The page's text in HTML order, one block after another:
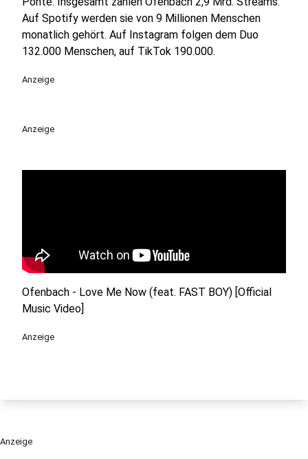
Auf Spotify werden sie von 9 Millionen Menschen
monatlich gehört. Auf Instagram folgen dem Duo
132.000 Menschen, auf TikTok 190.000.
Anzeige
Anzeige
Ofenbach - Love Me Now (feat. FAST BOY) [Official
Music Video]
Anzeige
Anzeige